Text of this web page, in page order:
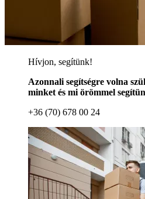
Hívjon, segítünk!
Azonnali segítségre volna
minket és mi örömmel
+36 (70) 678 00 24